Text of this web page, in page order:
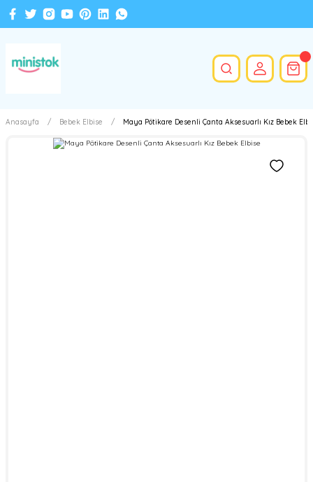
Anasayfa Bebek Elbise Maya Pötikare Desenli Çanta Aksesuarlı Kız Bebek